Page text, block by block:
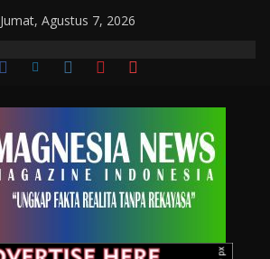
Jumat, Agustus 7, 2026